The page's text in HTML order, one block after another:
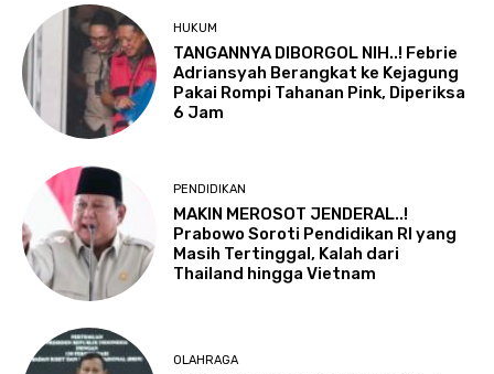
HUKUM
TANGANNYA DIBORGOL NIH..! Febrie
Adriansyah Berangkat ke Kejagung
Pakai Rompi Tahanan Pink, Diperiksa
6 Jam
PENDIDIKAN
MAKIN MEROSOT JENDERAL..!
Prabowo Soroti Pendidikan RI yang
Masih Tertinggal, Kalah dari
Thailand hingga Vietnam
OLAHRAGA